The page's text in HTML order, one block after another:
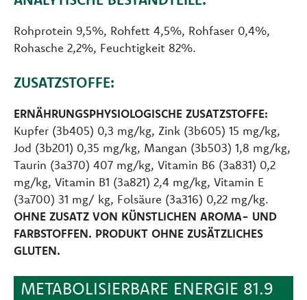
Rohprotein 9,5%, Rohfett 4,5%, Rohfaser 0,4%,
Rohasche 2,2%, Feuchtigkeit 82%.
ZUSATZSTOFFE:
ERNÄHRUNGSPHYSIOLOGISCHE ZUSATZSTOFFE:
Kupfer (3b405) 0,3 mg/kg, Zink (3b605) 15 mg/kg,
Jod (3b201) 0,35 mg/kg, Mangan (3b503) 1,8 mg/kg,
Taurin (3a370) 407 mg/kg, Vitamin B6 (3a831) 0,2
mg/kg, Vitamin B1 (3a821) 2,4 mg/kg, Vitamin E
(3a700) 31 mg/ kg, Folsäure (3a316) 0,22 mg/kg.
OHNE ZUSATZ VON KÜNSTLICHEN AROMA- UND
FARBSTOFFEN. PRODUKT OHNE ZUSÄTZLICHES
GLUTEN.
METABOLISIERBARE ENERGIE 81.9